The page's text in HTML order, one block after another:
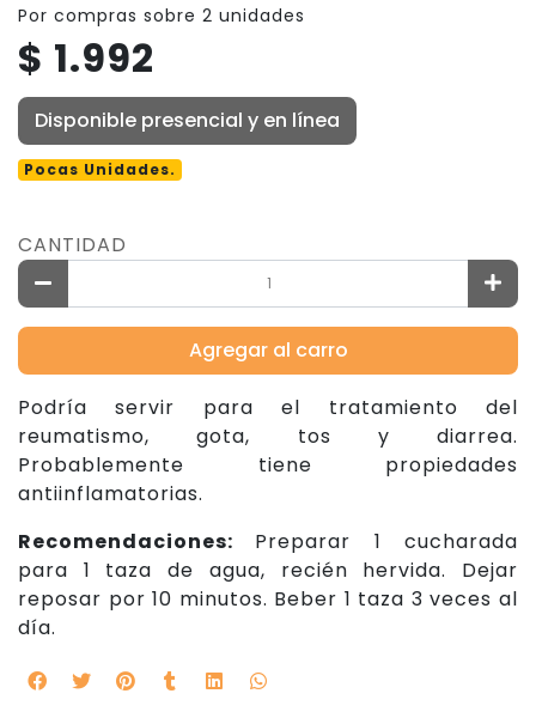
Por compras sobre 2 unidades
$ 1.992
Disponible presencial y en línea
Pocas Unidades.
CANTIDAD
Agregar al carro
Podría servir para el tratamiento del
reumatismo, gota, tos y diarrea.
Probablemente tiene propiedades
antiinflamatorias.
Recomendaciones: Preparar 1 cucharada
para 1 taza de agua, recién hervida. Dejar
reposar por 10 minutos. Beber 1 taza 3 veces al
día.